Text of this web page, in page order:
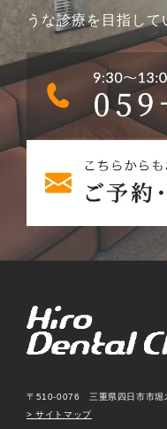
うな診療を目指して
〒510-0076 三重県四日市市堀
> サイトマップ